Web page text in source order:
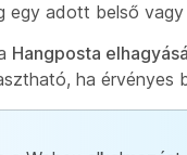
egy adott belső
Hangposta
ha érvényes